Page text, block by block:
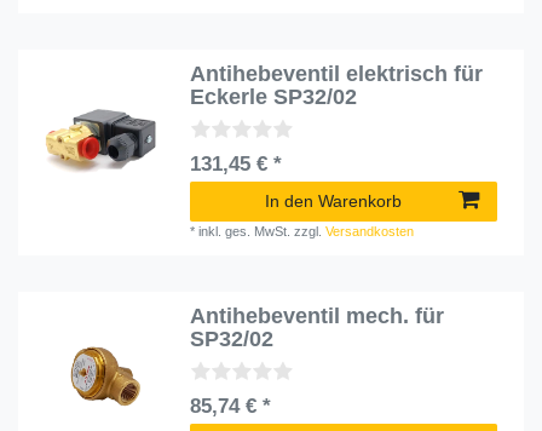
Antihebeventil elektrisch für
Eckerle SP32/02
131,45 € *
In den Warenkorb
*inkl. ges. MwSt. zzgl.Versandkosten
Antihebeventil mech. für
SP32/02
85,74 € *